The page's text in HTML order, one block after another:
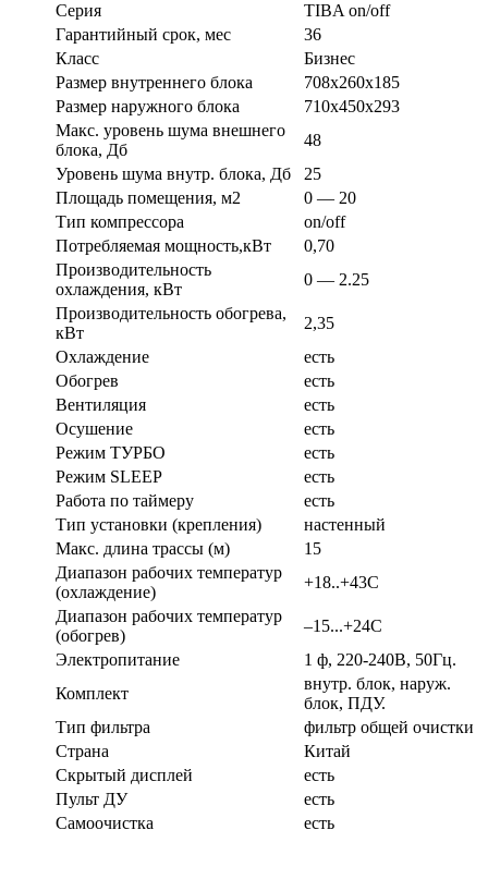
Серия
TIBA on/off
Гарантийный срок, мес
36
Класс
Бизнес
Размер внутреннего блока
708х260х185
Размер наружного блока
710х450х293
Макс. уровень шума внешнего
блока, Дб
48
Уровень шума внутр. блока, Дб
25
Площадь помещения, м2
0 — 20
Тип компрессора
on/off
Потребляемая мощность,кВт
0,70
Производительность
охлаждения, кВт
0 — 2.25
Производительность обогрева,
кВт
2,35
Охлаждение
есть
Обогрев
есть
Вентиляция
есть
Осушение
есть
Режим ТУРБО
есть
Режим SLEEP
есть
Работа по таймеру
есть
Тип установки (крепления)
настенный
Макс. длина трассы (м)
15
Диапазон рабочих температур
(охлаждение)
+18..+43С
Диапазон рабочих температур
(обогрев)
–15...+24С
Электропитание
1 ф, 220-240В, 50Гц.
Комплект
внутр. блок, наруж.
блок, ПДУ.
Тип фильтра
фильтр общей очистки
Страна
Китай
Скрытый дисплей
есть
Пульт ДУ
есть
Самоочистка
есть